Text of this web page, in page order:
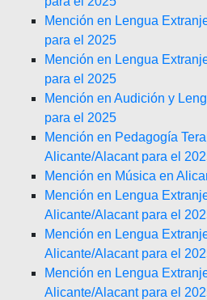
Mención en Lengua
para el 2025
Mención en Lengua
para el 2025
Mención en Audición y
para el 2025
Mención en Pedagogía
Alicante/Alacant para el
Mención en Música en
Mención en Lengua
Alicante/Alacant para el
Mención en Lengua
Alicante/Alacant para el
Mención en Lengua
Alicante/Alacant para el